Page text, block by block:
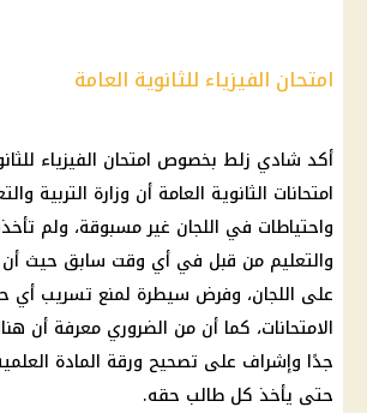
امتحان الفيزياء للثانوية العامة
أكد شادي زلط بخصوص امتحان الفيزياء
امتحانات الثانوية العامة أن وزارة التربية
واحتياطات في اللجان غير مسبوقة، ولم
والتعليم من قبل في أي وقت سابق حيث
على اللجان، وفرض سيطرة لمنع تسريب أي
الامتحانات، كما أن من الضروري معرفة أن
جدًا وإشراف على تصحيح ورقة المادة
حتى يأخذ كل طالب حقه.